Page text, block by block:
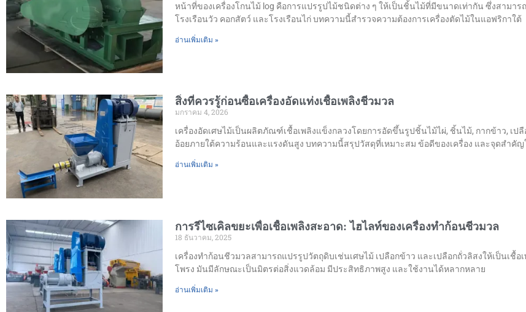
หน้าที่ของเครื่องโกนไม้ log คือการแปรรูปไม้ชนิดต่าง ๆ ให้เป็นชิ้นไม้ที่มีขนาดเท่ากัน ซึ่งสามาร
โรงเรือนวัว คอกสัตว์ และโรงเรือนไก่ บทความนี้สำรวจความต้องการเครื่องตัดไม้ในแอฟริกาใต้
อ่านเพิ่มเติม »
สิ่งที่ควรรู้ก่อนซื้อเครื่องอัดแท่งเชื้อเพลิงชีวมวล
มกราคม 4, 2026
เครื่องอัดเศษไม้เป็นผลิตภัณฑ์เชื้อเพลิงแข็งกลวงโดยการอัดขึ้นรูปชิ้นไม้ไผ่, ชิ้นไม้, กากข้าว, เปลื
อ้อยภายใต้ความร้อนและแรงดันสูง บทความนี้สรุปวัสดุที่เหมาะสม ข้อดีของเครื่อง และจุดสำคัญ
อ่านเพิ่มเติม »
การรีไซเคิลขยะเพื่อเชื้อเพลิงสะอาด: ไฮไลท์ของเครื่องทำก้อนชีวมวล
18 ธันวาคม, 2025
เครื่องทำก้อนชีวมวลสามารถแปรรูปวัตถุดิบเช่นเศษไม้ เปลือกข้าว และเปลือกถั่วลิสงให้เป็นเชื้อ
โพรง มันมีลักษณะเป็นมิตรต่อสิ่งแวดล้อม มีประสิทธิภาพสูง และใช้งานได้หลากหลาย
อ่านเพิ่มเติม »